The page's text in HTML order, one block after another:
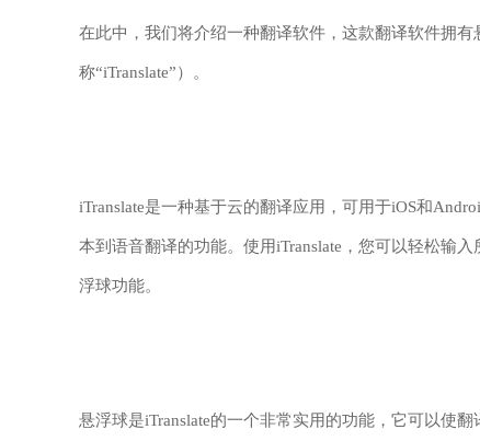
在此中，我们将介绍一种翻译软件，这款翻译软件拥
称“iTranslate”）。
iTranslate是一种基于云的翻译应用，可用于iOS和
本到语音翻译的功能。使用iTranslate，您可以轻松输
浮球功能。
悬浮球是iTranslate的一个非常实用的功能，它可以使